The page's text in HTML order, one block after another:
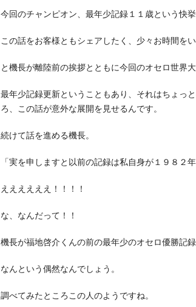
今回のチャンピオン、最年少記録１１歳という快挙
この話をお客様ともシェアしたく、少々お時間をい
と機長が離陸前の挨拶とともに今回のオセロ世界
最年少記録更新ということもあり、それはちょっ
ろ、この話が意外な展開を見せるんです。
続けて話を進める機長。
「実を申しますと以前の記録は私自身が１９８２
ええええええ！！！！
な、なんだって！！
機長が福地啓介くんの前の最年少のオセロ優勝記
なんという偶然なんでしょう。
調べてみたところこの人のようですね。